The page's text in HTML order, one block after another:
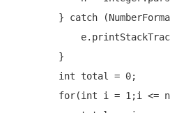
        }
catch
int total = 0;
for(int i = 1;i <=